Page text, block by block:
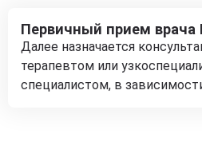
Первичный прием врача
Далее назначается
терапевтом или
специалистом, в